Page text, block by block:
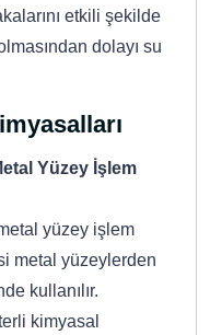
etkili şekilde
dolayı su
Yüzey İşlem
yüzey işlem
metal yüzeylerden
kullanılır.
kimyasal